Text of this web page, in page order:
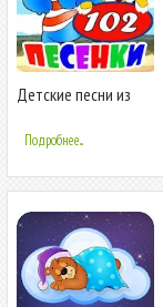
Детские песни из
песенки для
малышей
Подробнее...